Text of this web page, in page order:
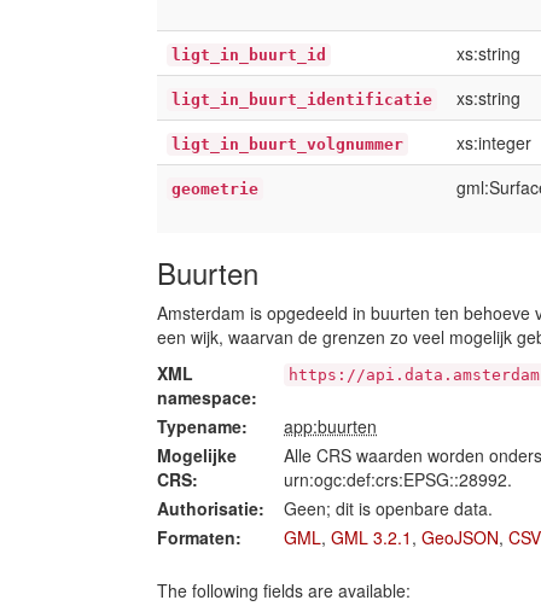
ligt_in_buurt_id xs:string
ligt_in_buurt_identificatie xs:string
ligt_in_buurt_volgnummer xs:integer
geometrie
Buurten
Amsterdam is opgedeeld in buurten ten
een wijk, waarvan de grenzen zo veel mogelijk
XML
namespace:
https://
Typename:
app:buurten
Mogelijke
CRS:
Alle CRS waarden worden
urn:ogc:def:crs:EPSG::28992.
Authorisatie:
Geen; dit is openbare data.
Formaten:
GML, GML 3.2.1 , GeoJSON, CSV
The following fields are available: